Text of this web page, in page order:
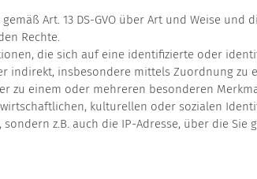
Art. 13 DS-GVO über Art und Weise
Rechte.
die sich auf eine identifizierte oder
indirekt, insbesondere mittels Zuordnung zu
zu einem oder mehreren besonderen
kulturellen oder sozialen
z.B. auch die IP-Adresse, über die